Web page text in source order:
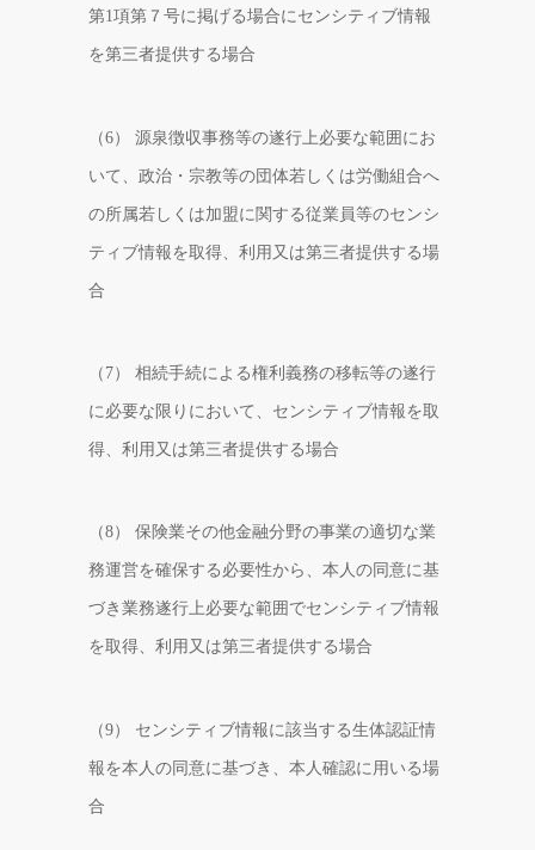
第1項第７号に掲げる場合にセンシティブ情報
を第三者提供する場合
（6） 源泉徴収事務等の遂行上必要な範囲にお
いて、政治・宗教等の団体若しくは労働組合へ
の所属若しくは加盟に関する従業員等のセンシ
ティブ情報を取得、利用又は第三者提供する場
合
（7） 相続手続による権利義務の移転等の遂行
に必要な限りにおいて、センシティブ情報を取
得、利用又は第三者提供する場合
（8） 保険業その他金融分野の事業の適切な業
務運営を確保する必要性から、本人の同意に基
づき業務遂行上必要な範囲でセンシティブ情報
を取得、利用又は第三者提供する場合
（9） センシティブ情報に該当する生体認証情
報を本人の同意に基づき、本人確認に用いる場
合